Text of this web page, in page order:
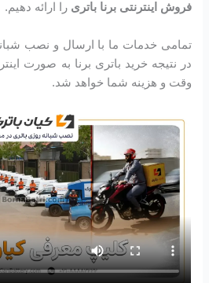
فروش اینترنتی برنا باتری را ارائه دهیم.
تمامی خدمات ما با ارسال و نصب
در نتیجه خرید باتری برنا به صورت
وقت و هزینه شما خواهد شد.